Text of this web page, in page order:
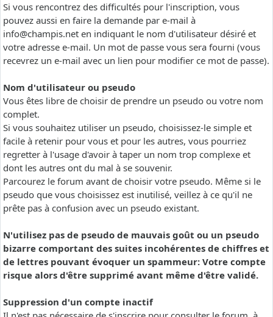
Si vous rencontrez des difficultés pour l'inscription, vous
pouvez aussi en faire la demande par e-mail à
info@champis.net en indiquant le nom d'utilisateur désiré et
votre adresse e-mail. Un mot de passe vous sera fourni (vous
recevrez un e-mail avec un lien pour modifier ce mot de passe).
Nom d'utilisateur ou pseudo
Vous êtes libre de choisir de prendre un pseudo ou votre nom
complet.
Si vous souhaitez utiliser un pseudo, choisissez-le simple et
facile à retenir pour vous et pour les autres, vous pourriez
regretter à l'usage d'avoir à taper un nom trop complexe et
dont les autres ont du mal à se souvenir.
Parcourez le forum avant de choisir votre pseudo. Même si le
pseudo que vous choisissez est inutilisé, veillez à ce qu'il ne
prête pas à confusion avec un pseudo existant.
N'utilisez pas de pseudo de mauvais goût ou un pseudo
bizarre comportant des suites incohérentes de chiffres et
de lettres pouvant évoquer un spammeur: Votre compte
risque alors d'être supprimé avant même d'être validé.
Suppression d'un compte inactif